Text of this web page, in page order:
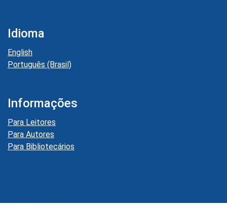
Idioma
English
Português (Brasil)
Informações
Para Leitores
Para Autores
Para Bibliotecários